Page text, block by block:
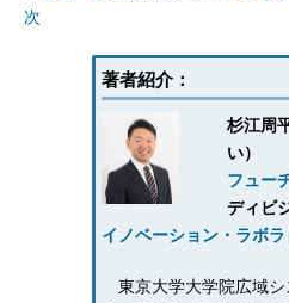
次
著者紹介：
杉江周
い）
フュー
ディビ
イノベーション・ラボラ
東京大学大学院広域シ